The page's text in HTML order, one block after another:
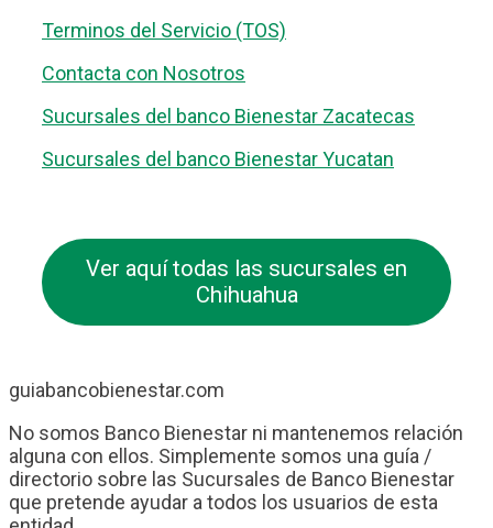
Terminos del Servicio (TOS)
Contacta con Nosotros
Sucursales del banco Bienestar Zacatecas
Sucursales del banco Bienestar Yucatan
Ver aquí todas las sucursales en
Chihuahua
guiabancobienestar.com
No somos Banco Bienestar ni mantenemos relación
alguna con ellos. Simplemente somos una guía /
directorio sobre las Sucursales de Banco Bienestar
que pretende ayudar a todos los usuarios de esta